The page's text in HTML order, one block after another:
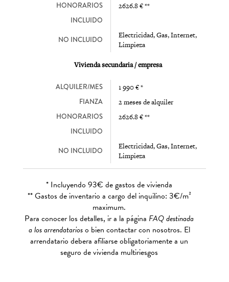
HONORARIOS 2626.8 € **
INCLUIDO
NO INCLUIDO
Electricidad, Gas, Internet,
Limpieza
Vivienda secundaria / empresa
ALQUILER/MES 1 990 € *
FIANZA 2 meses de alquiler
HONORARIOS 2626.8 € **
INCLUIDO
NO INCLUIDO
Electricidad, Gas, Internet,
Limpieza
* Incluyendo 93€ de gastos de vivienda
** Gastos de inventario a cargo del inquilino: 3€/m²
maximum.
Para conocer los detalles, ir a la página FAQ destinada
a los arrendatarioso bien contactar con nosotros. El
arrendatario debera afiliarse obligatoriamente a un
seguro de vivienda multiriesgos